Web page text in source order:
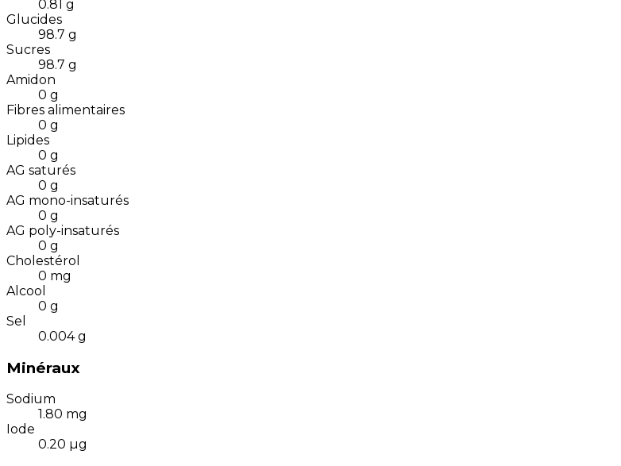
0.81 g
Glucides
98.7 g
Sucres
98.7 g
Amidon
0 g
Fibres alimentaires
0 g
Lipides
0 g
AG saturés
0 g
AG mono-insaturés
0 g
AG poly-insaturés
0 g
Cholestérol
0 mg
Alcool
0 g
Sel
0.004 g
Minéraux
Sodium
1.80 mg
Iode
0.20 µg